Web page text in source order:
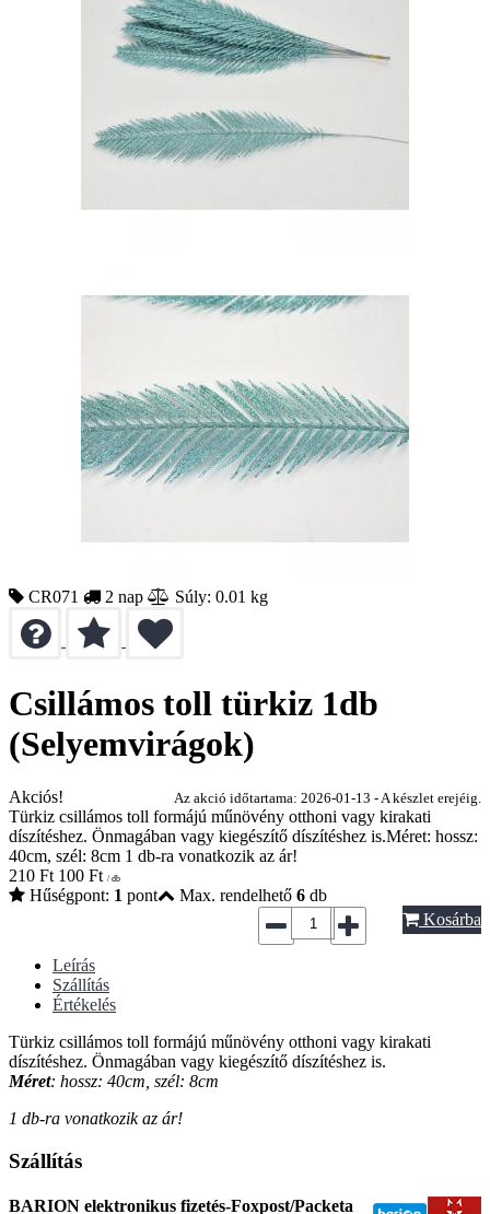
CR071 2 nap Súly: 0.01 kg
Csillámos toll türkiz 1db
(Selyemvirágok)
Akciós! Az akció időtartama: 2026-01-13 - A készlet erejéig.
Türkiz csillámos toll formájú műnövény otthoni vagy kirakati
díszítéshez. Önmagában vagy kiegészítő díszítéshez is.Méret: hossz:
40cm, szél: 8cm 1 db-ra vonatkozik az ár!
210 Ft 100 Ft / db
Hűségpont: 1 pont Max. rendelhető 6 db
Kosárba
Leírás
Szállítás
Értékelés
Türkiz csillámos toll formájú műnövény otthoni vagy kirakati
díszítéshez. Önmagában vagy kiegészítő díszítéshez is.
Méret: hossz: 40cm, szél: 8cm
1 db-ra vonatkozik az ár!
Szállítás
BARION elektronikus fizetés-Foxpost/Packeta